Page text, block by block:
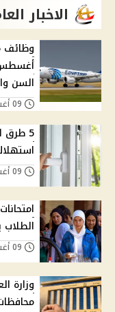
الاخبار
أغسطس
السن
5
محافظات